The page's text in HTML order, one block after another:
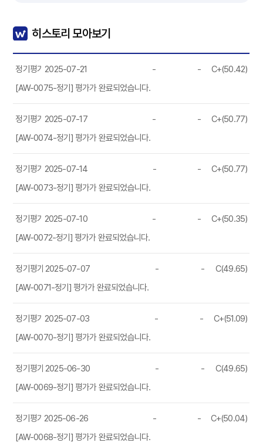
히스토리 모아보기
정기평가 2025-07-21 - -
C+(50.42)
[AW-0075-정기] 평가가 완료되었습니다.
정기평가 2025-07-17 - -
C+(50.77)
[AW-0074-정기] 평가가 완료되었습니다.
정기평가 2025-07-14 - -
C+(50.77)
[AW-0073-정기] 평가가 완료되었습니다.
정기평가 2025-07-10 - -
C+(50.35)
[AW-0072-정기] 평가가 완료되었습니다.
정기평가 2025-07-07 - -
C(49.65)
[AW-0071-정기] 평가가 완료되었습니다.
정기평가 2025-07-03 - -
C+(51.09)
[AW-0070-정기] 평가가 완료되었습니다.
정기평가 2025-06-30 - -
C(49.65)
[AW-0069-정기] 평가가 완료되었습니다.
정기평가2025-06-26 - -
C+(50.04)
[AW-0068-정기] 평가가 완료되었습니다.